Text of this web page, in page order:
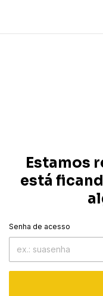
Estamos
está
Senha de acesso